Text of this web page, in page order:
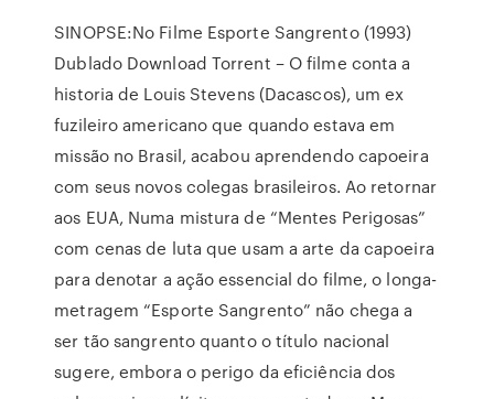
SINOPSE:No Filme Esporte Sangrento (1993)
Dublado Download Torrent – O filme conta a
historia de Louis Stevens (Dacascos), um ex
fuzileiro americano que quando estava em
missão no Brasil, acabou aprendendo capoeira
com seus novos colegas brasileiros. Ao retornar
aos EUA, Numa mistura de “Mentes Perigosas”
com cenas de luta que usam a arte da capoeira
para denotar a ação essencial do filme, o longa-
metragem “Esporte Sangrento” não chega a
ser tão sangrento quanto o título nacional
sugere, embora o perigo da eficiência dos